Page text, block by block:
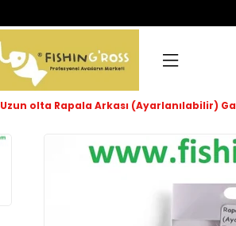
Uzun olta Rapala Arkası (Ayarlanılabilir)